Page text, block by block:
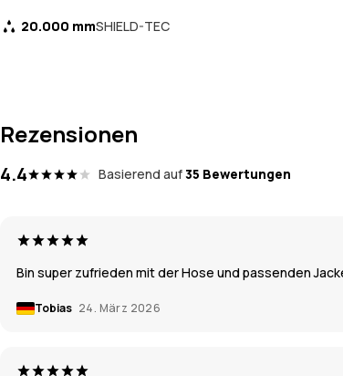
20.000 mmSHIELD-TEC
Rezensionen
4.4 Basierend auf35 Bewertungen
Bin super zufrieden mit der Hose und passenden
Tobias 24. März 2026